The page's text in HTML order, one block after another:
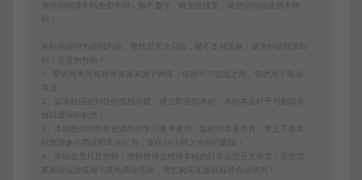
请仔细阅读本站免责申明，如不遵守，或无法接受，请勿访问或使用本网
本站内容均为虚拟内容，赞助后无法召回，顾不支持退换！避免纠纷耽误时
间！介意勿赞助！
1、爱游网单所有网单资源来源于网络，仅供学习交流之用。切勿用于商业
2、如本帖侵犯到任何版权问题，请立即告知本站，本站将及时予与删除并
致以最深的歉意！
3、本站提供的所有资源仅供学习参考使用，版权归原著所有，禁止下载本
站资源参与商业和非法行为，请在24小时之内自行删除！
4、本站会员只是赞助，赞助费用仅维持本站的日常运营开支所需！若您需
要商业运营或用于其他商业活动，请您购买正版授权并合法使用！